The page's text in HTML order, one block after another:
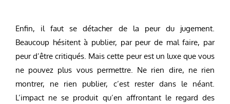
Enfin, il faut se détacher de la peur du jugement.
Beaucoup hésitent à publier, par peur de mal faire, par
peur d’être critiqués. Mais cette peur est un luxe que vous
ne pouvez plus vous permettre. Ne rien dire, ne rien
montrer, ne rien publier, c’est rester dans le néant.
L’impact ne se produit qu’en affrontant le regard des